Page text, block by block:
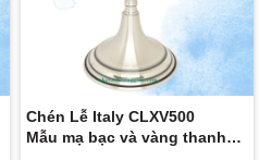
Chén Lễ Italy CLXV500
Mẫu mạ bạc và vàng thanh